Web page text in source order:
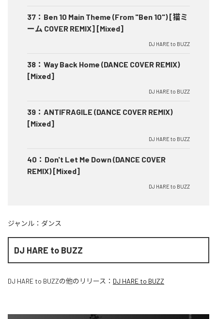
37 ： Ben 10 Main Theme (From "Ben 10") [猫ミ
ーム COVER REMIX] [Mixed]
DJ HARE to BUZZ
38 ： Way Back Home (DANCE COVER REMIX)
[Mixed]
DJ HARE to BUZZ
39 ： ANTIFRAGILE (DANCE COVER REMIX)
[Mixed]
DJ HARE to BUZZ
40 ： Don't Let Me Down (DANCE COVER
REMIX) [Mixed]
DJ HARE to BUZZ
ジャンル： ダンス
DJ HARE to BUZZ
DJ HARE to BUZZの他のリリース： DJ HARE to BUZZ